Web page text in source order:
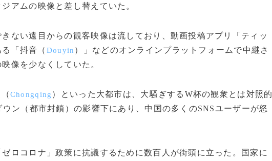
アムの映像と差し替えていた。
ない遠目からの観客映像は流しており、動画投稿アプリ「ティッ
「抖音（ Douyin ）」などのオンラインプラットフォームで中継さ
像を少なくしていた。
Chongqing ）といった大都市は、大騒ぎするW杯の観衆とは対照的
ン（都市封鎖）の影響下にあり、中国の多くのSNSユーザーが怒
ロコロナ」政策に抗議するために数百人が街頭に立った。国家に